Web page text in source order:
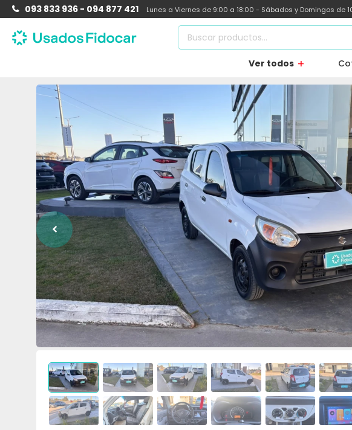
Ver todos
093 833 936 - 094 877 421 Lunes a Viernes de 9:00 a 18:00 - Sábados y Domingos de